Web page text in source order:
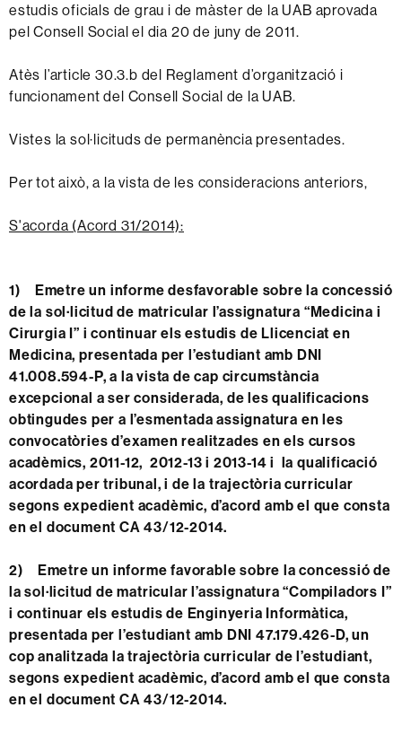
estudis oficials de grau i de màster de la UAB aprovada
pel Consell Social el dia 20 de juny de 2011.
Atès l’article 30.3.b del Reglament d’organització i
funcionament del Consell Social de la UAB.
Vistes la sol·licituds de permanència presentades.
Per tot això, a la vista de les consideracions anteriors,
S'acorda (Acord 31/2014):
1) Emetre un informe desfavorable sobre la concessió
de la sol·licitud de matricular l’assignatura “Medicina i
Cirurgia I” i continuar els estudis de Llicenciat en
Medicina, presentada per l’estudiant amb DNI
41.008.594-P, a la vista de cap circumstància
excepcional a ser considerada, de les qualificacions
obtingudes per a l’esmentada assignatura en les
convocatòries d’examen realitzades en els cursos
acadèmics, 2011-12, 2012-13 i 2013-14 i la qualificació
acordada per tribunal, i de la trajectòria curricular
segons expedient acadèmic, d’acord amb el que consta
en el document CA 43/12-2014.
2) Emetre un informe favorable sobre la concessió de
la sol·licitud de matricular l’assignatura “Compiladors I”
i continuar els estudis de Enginyeria Informàtica,
presentada per l’estudiant amb DNI 47.179.426-D, un
cop analitzada la trajectòria curricular de l’estudiant,
segons expedient acadèmic, d’acord amb el que consta
en el document CA 43/12-2014.